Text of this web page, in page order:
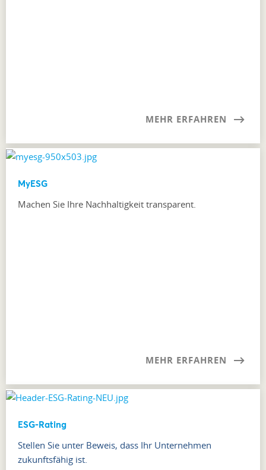
MEHR ERFAHREN
MyESG
Machen Sie Ihre Nachhaltigkeit transparent.
MEHR ERFAHREN
ESG-Rating
Stellen Sie unter Beweis, dass Ihr Unternehmen
zukunftsfähig ist.